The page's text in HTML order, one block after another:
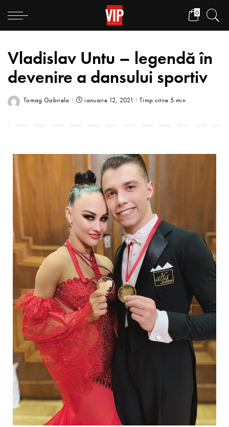
0
Vladislav Untu – legendă în
devenire a dansului sportiv
Tomag Gabriela ianuarie 12, 2021 Timp citire 5 min